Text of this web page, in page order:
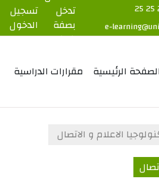
e-
تدخل
بصفة
ضيف
تسجيل
الدخول
الصفحة الرئيسية مقرارات الدراسية
الاعلام و الاتصال